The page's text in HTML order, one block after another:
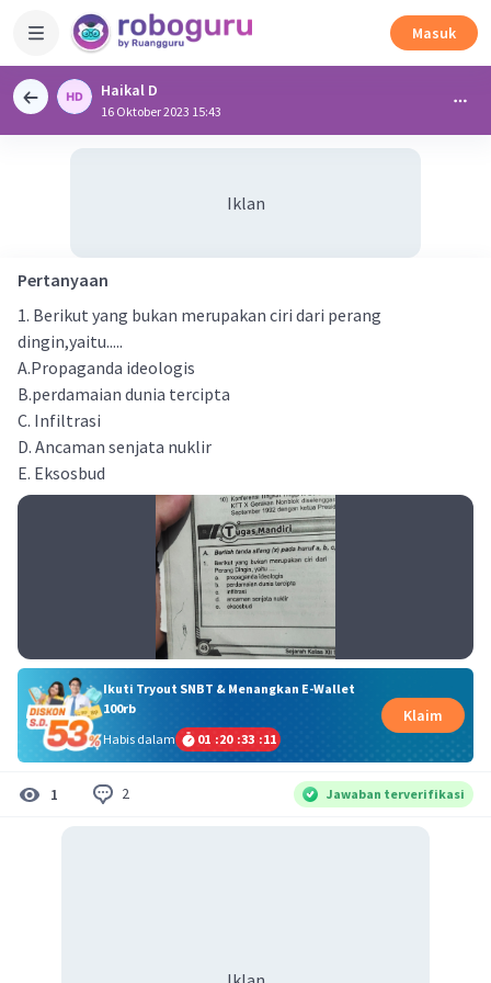
Masuk
Haikal D
16 Oktober 2023 15:43
Iklan
Pertanyaan
1. Berikut yang bukan merupakan ciri dari perang
dingin,yaitu.....
A.Propaganda ideologis
B.perdamaian dunia tercipta
C. Infiltrasi
D. Ancaman senjata nuklir
E. Eksosbud
Ikuti Tryout SNBT & Menangkan E-Wallet
100rb
Habis dalam
01 :20 :33 :11
Klaim
1 2 Jawaban terverifikasi